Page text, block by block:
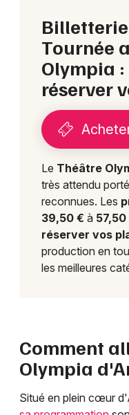
Tournée
Olympia
réserver
Le Théâtre
très attendu
reconnues. Les
39,50 € à 57,50
réserver vos
production en
les meilleures
Comment
Olympia
Situé en plein cœur